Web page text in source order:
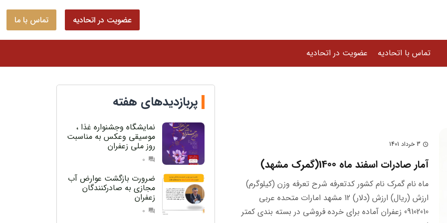
عضویت در اتحادیه تماس با ما
تماس با اتحادیه عضویت در اتحادیه
schedule 3 خرداد 1401
آمار صادرات اسفند ماه 1400(گمرک مشهد)
ماه نام گمرک نام کشور کدتعرفه شرح تعرفه وزن (کیلوگرم)
ارزش (ریال) ارزش (دلار) 12 مشهد امارات متحده عربي
09102010 زعفران آماده براي خرده فروشي در بسته بندي كمتر
پربازدیدهای هفته
نمایشگاه وجشنواره غذا ،
موسیقی وعکس به مناسبت
روز ملی زعفران
question_answer
0
ضرورت بازگشت عوارض آب
مجازی به صادرکنندگان
زعفران
question_answer
0